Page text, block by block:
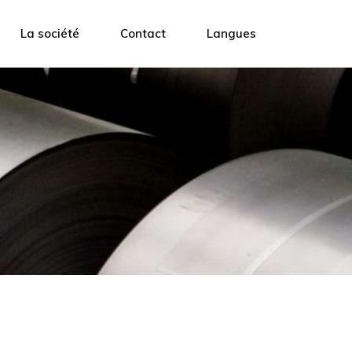
La société
Présentation
Blog
Contact Langues